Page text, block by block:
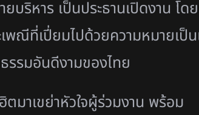
ริหาร เป็นประธานเปิดงาน โด
ณีที่เปี่ยมไปด้วยความหมายเป็น
รมอันดีงามของไทย
าเขย่าหัวใจผู้ร่วมงาน พร้อม